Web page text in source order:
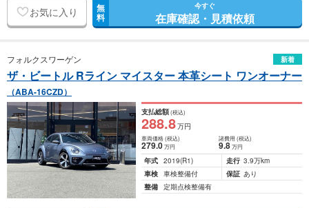
お気に入り 無
料
今すぐ
在庫確認・見積依頼
フォルクスワーゲン 新着
ザ・ビートル Rライン マイスター 本革シート ワンオーナー
（ABA-16CZD）
支払総額(税込)
288.8万円
車両価格(税込)
279.0万円
諸費用 (税込)
9.8 万円
年式 2019(R1) 走行 3.9万km
車検 車検整備付 保証 あり
整備 定期点検整備有